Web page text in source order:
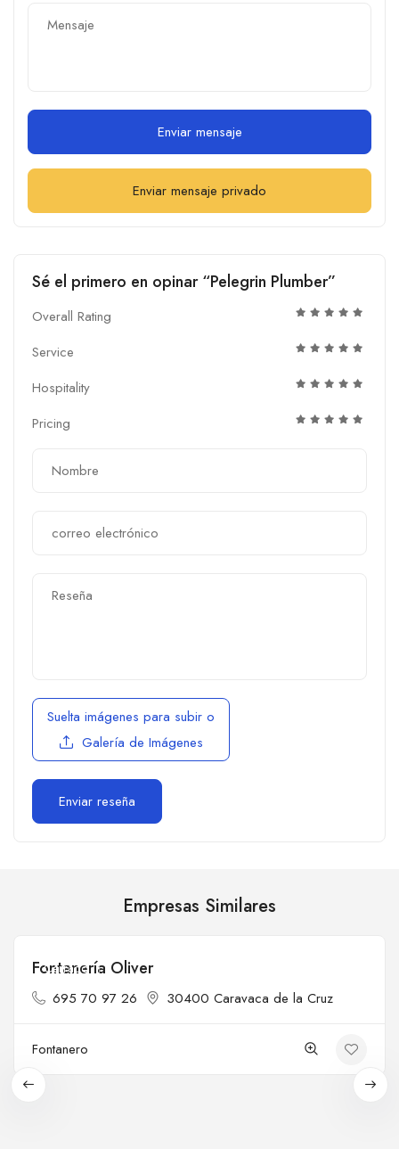
Enviar mensaje
Enviar mensaje privado
Sé el primero en opinar “Pelegrin Plumber”
Overall Rating
Service
Hospitality
Pricing
Suelta imágenes para subir o
Galería de Imágenes
Empresas Similares
Cerrado
Fontanería Oliver
695 70 97 26 30400 Caravaca de la Cruz
Fontanero